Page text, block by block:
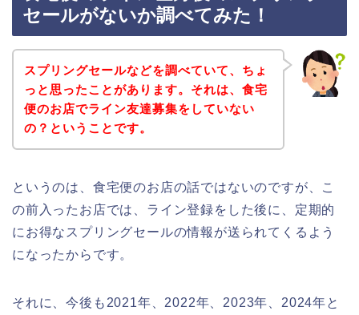
セールがないか調べてみた！
スプリングセールなどを調べていて、ちょ
っと思ったことがあります。それは、食宅
便のお店でライン友達募集をしていない
の？ということです。
というのは、食宅便のお店の話ではないのですが、こ
の前入ったお店では、ライン登録をした後に、定期的
にお得なスプリングセールの情報が送られてくるよう
になったからです。
それに、今後も2021年、2022年、2023年、2024年と